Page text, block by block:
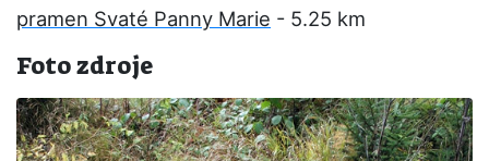
pramen Svaté Panny Marie - 5.25 km
Foto zdroje